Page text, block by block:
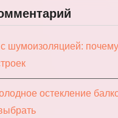
шумоизоляцией:
остекление